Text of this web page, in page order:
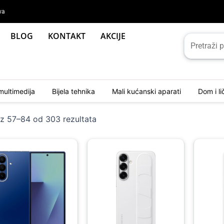
BLOG KONTAKT AKCIJE
Bijela tehnika Mali kućanski aparati Dom i
57–84 od 303 rezultataby
KM.
KM.
99,00